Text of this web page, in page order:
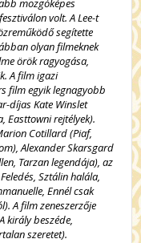
mozgóképes
volt. A Lee-t
segítette
olyan filmeknek
örök ragyogása,
A film igazi
film egyik legnagyobb
díjas Kate Winslet
Easttowni rejtélyek).
Cotillard (Piaf,
Alexander Skarsgard
Tarzan legendája), az
Sztálin halála,
Ennél csak
A film zeneszerzője
király beszéde,
szeretet).